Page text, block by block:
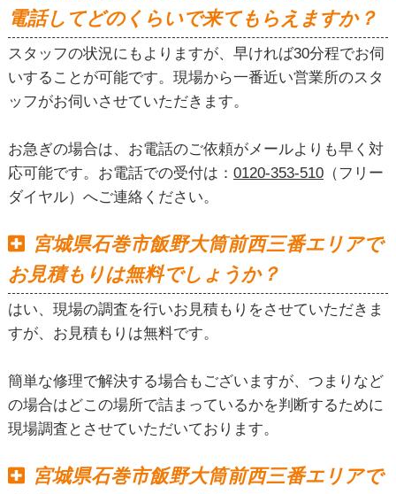
電話してどのくらいで来てもらえますか？
スタッフの状況にもよりますが、早ければ30分程でお伺
いすることが可能です。現場から一番近い営業所のスタ
ッフがお伺いさせていただきます。
お急ぎの場合は、お電話のご依頼がメールよりも早く対
応可能です。お電話での受付は： 0120-353-510（フリー
ダイヤル）へご連絡ください。
宮城県石巻市飯野大筒前西三番エリアで
お見積もりは無料でしょうか？
はい、現場の調査を行いお見積もりをさせていただきま
すが、お見積もりは無料です。
簡単な修理で解決する場合もございますが、つまりなど
の場合はどこの場所で詰まっているかを判断するために
現場調査とさせていただいております。
宮城県石巻市飯野大筒前西三番エリアで